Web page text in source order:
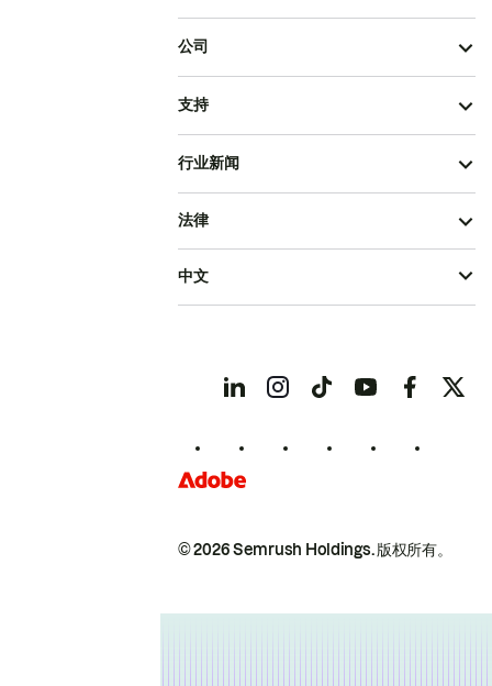
公司
支持
行业新闻
© 2026 Semrush Holdings.版权所有。
法律
中文